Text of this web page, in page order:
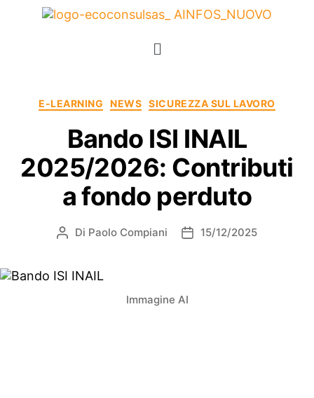
E-LEARNING NEWS SICUREZZA SUL LAVORO
Bando ISI INAIL
2025/2026: Contributi
a fondo perduto
Di Paolo Compiani 15/12/2025
Immagine AI